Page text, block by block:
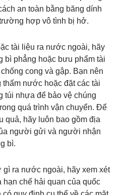
an toàn bằng băng dính
hợp vô tình bị hở.
tài liệu ra nước ngoài, hãy
bì phẳng hoặc bưu phẩm tài
cong và gập. Bạn nên
nước hoặc đặt các tài
túi nhựa để bảo vệ chúng
quá trình vận chuyển. Để
quả, hãy luôn bao gồm địa
người gửi và người nhận
bì.
ra nước ngoài, hãy xem xét
chế hải quan của quốc